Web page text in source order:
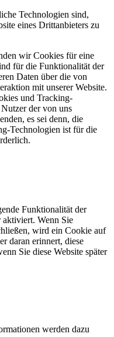
Technologien sind,
eines Drittanbieters zu
wir Cookies für eine
für die Funktionalität der
Daten über die von
mit unserer Website.
und Tracking-
der von uns
es sei denn, die
Technologien ist für die
Funktionalität der
aktiviert. Wenn Sie
wird ein Cookie auf
daran erinnert, diese
Sie diese Website später
werden dazu